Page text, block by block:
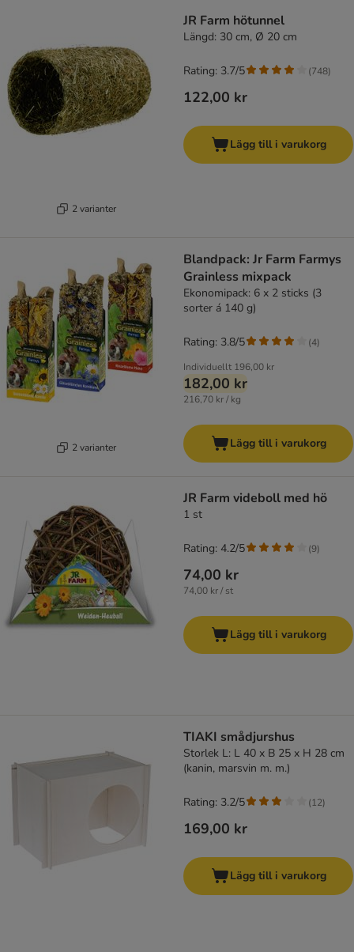
2 varianter
JR Farm hötunnel
Längd: 30 cm, Ø 20 cm
122,00 kr
Rating: 3.7/5 (748)
Lägg till i varukorg
2 varianter
Blandpack: Jr Farm Farmys
Grainless mixpack
Ekonomipack: 6 x 2 sticks (3
sorter á 140 g)
Individuellt 196,00 kr
182,00 kr
216,70 kr / kg
Rating: 3.8/5 (4)
Lägg till i varukorg
JR Farm videboll med hö
1 st
74,00 kr
74,00 kr / st
Rating: 4.2/5 (9)
Lägg till i varukorg
TIAKI smådjurshus
Storlek L: L 40 x B 25 x H 28 cm
(kanin, marsvin m. m.)
169,00 kr
Rating: 3.2/5 (12)
Lägg till i varukorg